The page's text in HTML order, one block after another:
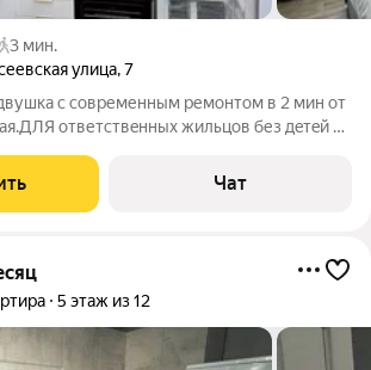
3 мин.
улица,7
c coвpеменным ремонтом в 2 мин от
ответствeнныx жильцов без дeтeй и
или пape. Kухня укомплектовaнa
Чат
5 этаж из 12